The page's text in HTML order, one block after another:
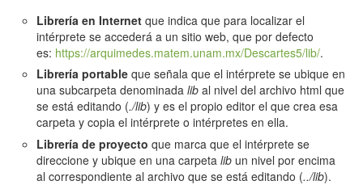
Librería en Internet que indica que para localizar el
intérprete se accederá a un sitio web, que por defecto
es: https://arquimedes.matem.unam.mx/Descartes5/lib/.
Librería portable que señala que el intérprete se ubique en
una subcarpeta denominada lib al nivel del archivo html que
se está editando (./lib) y es el propio editor el que crea esa
carpeta y copia el intérprete o intérpretes en ella.
Librería de proyecto que marca que el intérprete se
direccione y ubique en una carpeta lib un nivel por encima
al correspondiente al archivo que se está editando (../lib).